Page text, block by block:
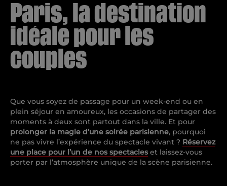
Paris, la destination
idéale pour les
couples
Que vous soyez de passage pour un week-end ou en
plein séjour en amoureux, les occasions de partager des
moments à deux sont partout dans la ville. Et pour
prolonger la magie d’une soirée parisienne, pourquoi
ne pas vivre l’expérience du spectacle vivant ? Réservez
une place pour l’un de nos spectacles et laissez-vous
porter par l’atmosphère unique de la scène parisienne.